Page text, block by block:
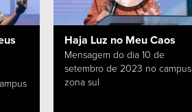
Haja Luz no Meu Caos
Mensagem do dia 10 de
setembro de 2023 no campus
zona sul